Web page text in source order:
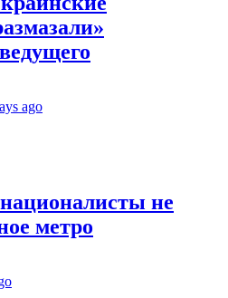
ago
не
метро